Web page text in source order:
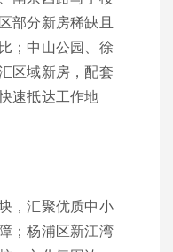
部分新房稀缺且
；中山公园、徐
区域新房，配套
速抵达工作地
，汇聚优质中小
；杨浦区新江湾